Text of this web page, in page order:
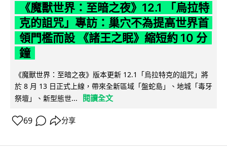
《魔獸世界：至暗之夜》12.1 「烏拉特
克的詛咒」專訪：巢穴不為提高世界首
領門檻而設 《諸王之眠》縮短約 10 分
鐘
《魔獸世界：至暗之夜》版本更新 12.1「烏拉特克的詛咒」將
於 8 月 13 日正式上線，帶來全新區域「盤蛇島」、地城「毒牙
祭壇」、新型態世...
閱讀全文
69 分享